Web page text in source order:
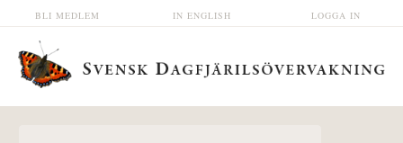
Hoppa till huvudinnehåll LOGGA IN
IN ENGLISH
BLI MEDLEM